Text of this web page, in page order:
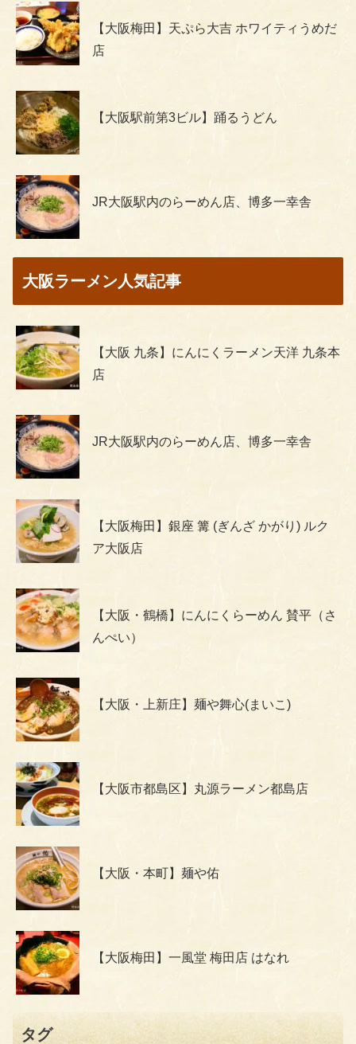
【大阪梅田】天ぷら大吉 ホワイティうめだ
店
【大阪駅前第3ビル】踊るうどん
JR大阪駅内のらーめん店、博多一幸舎
大阪ラーメン人気記事
【大阪 九条】にんにくラーメン天洋 九条本
店
JR大阪駅内のらーめん店、博多一幸舎
【大阪梅田】銀座 篝 (ぎんざ かがり) ルク
ア大阪店
【大阪・鶴橋】にんにくらーめん 賛平（さ
んぺい）
【大阪・上新庄】麺や舞心(まいこ)
【大阪市都島区】丸源ラーメン都島店
【大阪・本町】麺や佑
【大阪梅田】一風堂 梅田店 はなれ
タグ